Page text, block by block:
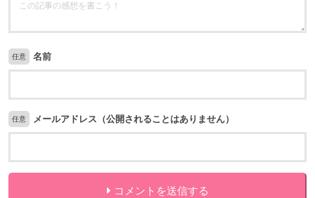
任意 名前
任意 メールアドレス（公開されることはありません）
コメントを送信する